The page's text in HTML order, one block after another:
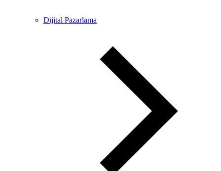
Dijital Pazarlama